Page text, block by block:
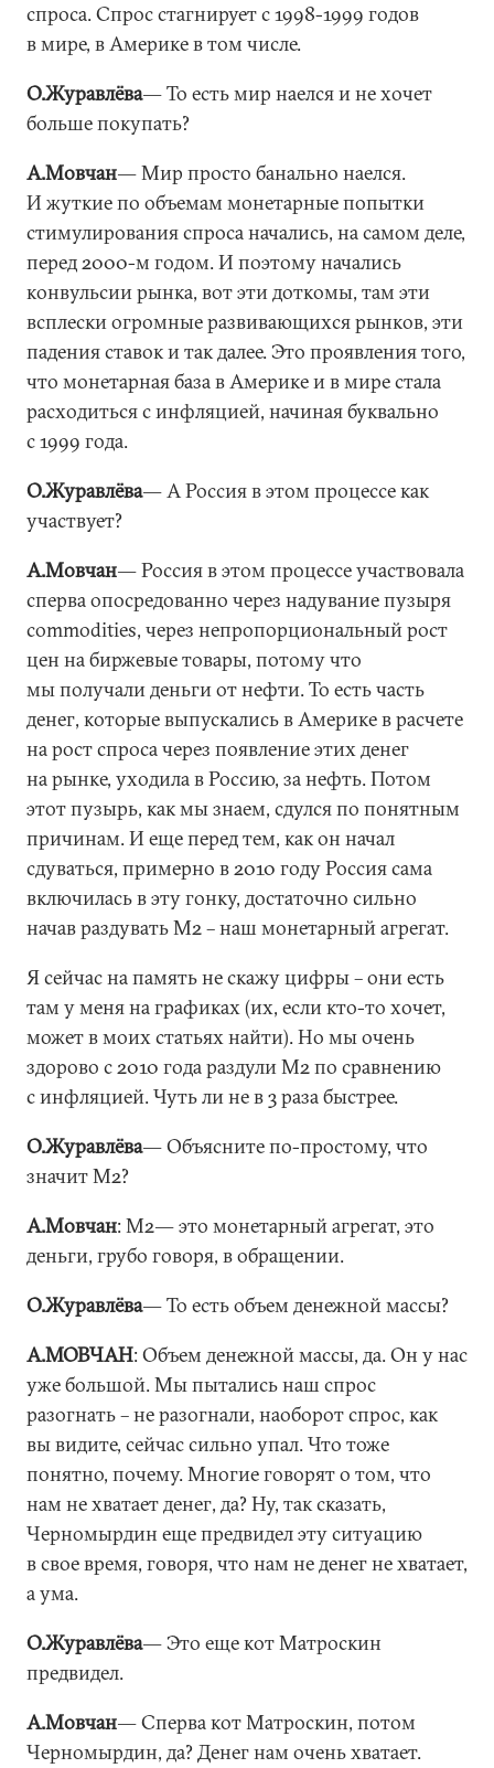
спроса. Спрос стагнирует с 1998-1999 годов
в мире, в Америке в том числе.
О.Журавлёва― То есть мир наелся и не хочет
больше покупать?
А.Мовчан― Мир просто банально наелся.
И жуткие по объемам монетарные попытки
стимулирования спроса начались, на самом деле,
перед 2000-м годом. И поэтому начались
конвульсии рынка, вот эти доткомы, там эти
всплески огромные развивающихся рынков, эти
падения ставок и так далее. Это проявления того,
что монетарная база в Америке и в мире стала
расходиться с инфляцией, начиная буквально
с 1999 года.
О.Журавлёва― А Россия в этом процессе как
участвует?
А.Мовчан― Россия в этом процессе участвовала
сперва опосредованно через надувание пузыря
commodities, через непропорциональный рост
цен на биржевые товары, потому что
мы получали деньги от нефти. То есть часть
денег, которые выпускались в Америке в расчете
на рост спроса через появление этих денег
на рынке, уходила в Россию, за нефть. Потом
этот пузырь, как мы знаем, сдулся по понятным
причинам. И еще перед тем, как он начал
сдуваться, примерно в 2010 году Россия сама
включилась в эту гонку, достаточно сильно
начав раздувать М2 – наш монетарный агрегат.
Я сейчас на память не скажу цифры – они есть
там у меня на графиках (их, если кто-то хочет,
может в моих статьях найти). Но мы очень
здорово с 2010 года раздули М2 по сравнению
с инфляцией. Чуть ли не в 3 раза быстрее.
О.Журавлёва― Объясните по-простому, что
значит М2?
А.Мовчан: М2― это монетарный агрегат, это
деньги, грубо говоря, в обращении.
О.Журавлёва― То есть объем денежной массы?
А.МОВЧАН: Объем денежной массы, да. Он у нас
уже большой. Мы пытались наш спрос
разогнать – не разогнали, наоборот спрос, как
вы видите, сейчас сильно упал. Что тоже
понятно, почему. Многие говорят о том, что
нам не хватает денег, да? Ну, так сказать,
Черномырдин еще предвидел эту ситуацию
в свое время, говоря, что нам не денег не хватает,
а ума.
О.Журавлёва― Это еще кот Матроскин
предвидел.
А.Мовчан― Сперва кот Матроскин, потом
Черномырдин, да? Денег нам очень хватает.